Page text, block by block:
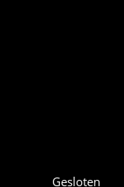
Gesloten